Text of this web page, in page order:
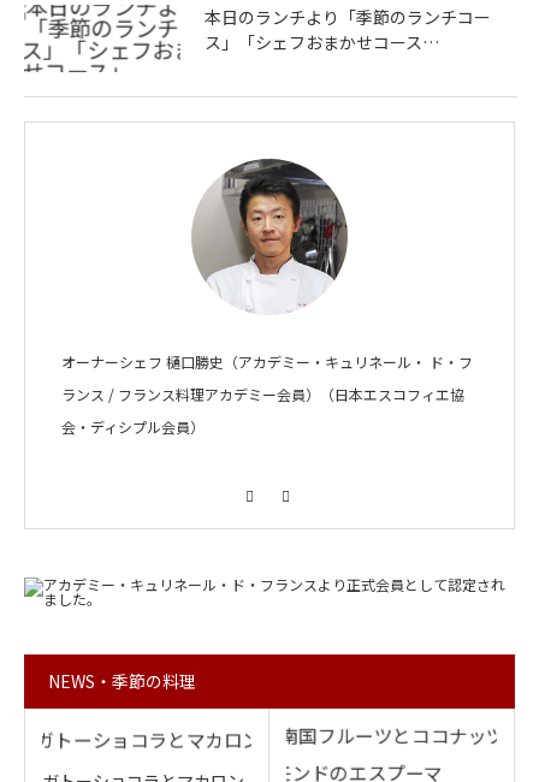
本日のランチより「季節のランチコー
ス」「シェフおまかせコース…
オーナーシェフ 樋口勝史（アカデミー・キュリネール・ ド・フ
ランス / フランス料理アカデミー会員）（日本エスコフィエ協
会・ディシプル会員）
NEWS・季節の料理